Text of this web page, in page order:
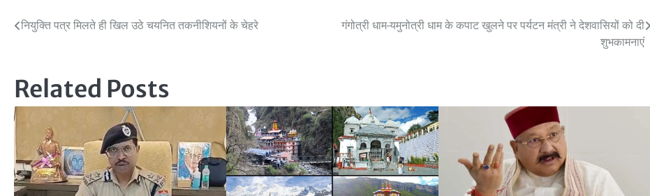
Post
नियुक्ति पत्र मिलते ही खिल उठे चयनित तकनीशियनों के चेहरे
गंगोत्री धाम-यमुनोत्री धाम के कपाट खुलने पर पर्यटन मंत्री ने देशवासियों को दी
शुभकामनाएं
Related Posts